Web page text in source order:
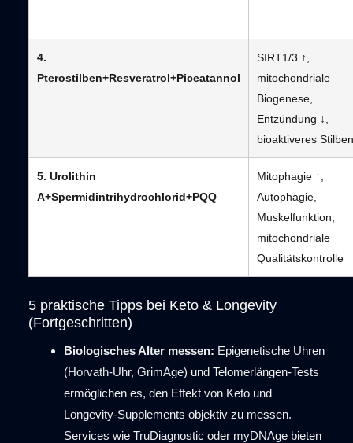
4.
Pterostilben+Resveratrol+Piceatannol
SIRT1/3 ↑,
mitochondriale
Biogenese,
Entzündung ↓,
bioaktiveres Stilben
5. Urolithin
A+Spermidintrihydrochlorid+PQQ
Mitophagie ↑,
Autophagie,
Muskelfunktion,
mitochondriale
Qualitätskontrolle
5 praktische Tipps bei Keto & Longevity
(Fortgeschritten)
Biologisches Alter messen: Epigenetische Uhren
(Horvath-Uhr, GrimAge) und Telomerlängen-Tests
ermöglichen es, den Effekt von Keto und
Longevity-Supplements objektiv zu messen.
Services wie TruDiagnostic oder myDNAge bieten